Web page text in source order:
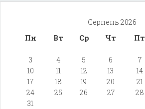
Серпень 2026
Пн
Вт Ср Чт Пт
3
4 5 6 7
10
11 12 13 14
17
18 19 20 21
24
25 26 27 28
31